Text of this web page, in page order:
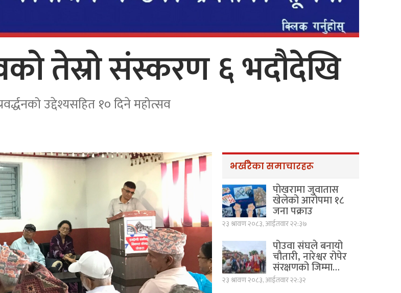
तेस्रो संस्करण ६ भदौदेखि
उद्देश्यसहित १० दिने महोत्सव
भर्खरैका समाचारहरू
पोखरामा जुवातास
खेलेको आरोपमा १८
जना पक्राउ
२३ श्रावण २०८३, आईतवार २२:३७
पोउवा संघले बनायो
चौतारी, नारेश्वर रोपेर
संरक्षणको जिम्मा…
२३ श्रावण २०८३, आईतवार २२:३२